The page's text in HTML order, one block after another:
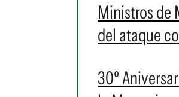
Ministros de
del ataque
30º